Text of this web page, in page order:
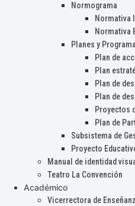
Normograma
Normativa
Normativa
Planes y
Plan de
Plan
Plan de
Plan de
Proyectos
Plan de
Subsistema de
Proyecto
Manual de identidad
Teatro La Convención
Académico
Vicerrectora de